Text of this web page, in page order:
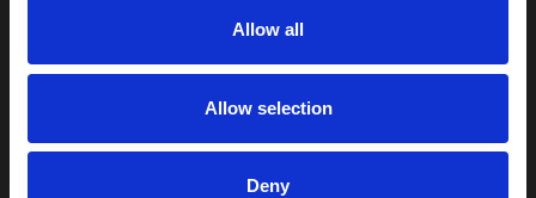
Allow all
Allow selection
Deny